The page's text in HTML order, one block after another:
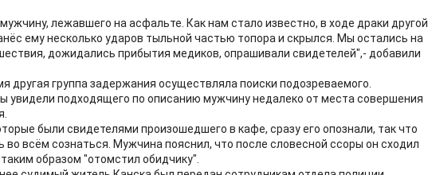
лежавшего на асфальте. Как нам стало известно, в ходе драки другой
ему несколько ударов тыльной частью топора и скрылся. Мы остались на
дожидались прибытия медиков, опрашивали свидетелей",- добавили
другая группа задержания осуществляла поиски подозреваемого.
увидели подходящего по описанию мужчину недалеко от места совершения
были свидетелями произошедшего в кафе, сразу его опознали, так что
во всём сознаться. Мужчина пояснил, что после словесной ссоры он сходил
образом "отомстил обидчику".